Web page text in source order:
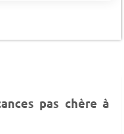
pas chère à